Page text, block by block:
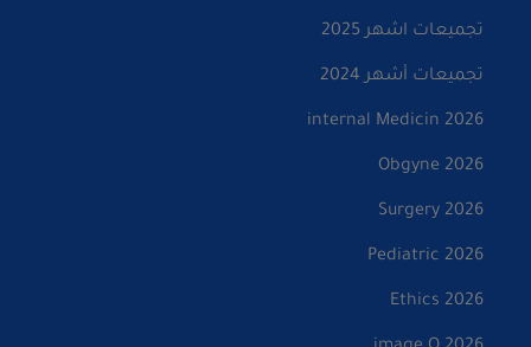
تجميعات اشهر 2025
تجميعات أشهر 2024
internal Medicin 2026
Obgyne 2026
Surgery 2026
Pediatric 2026
Ethics 2026